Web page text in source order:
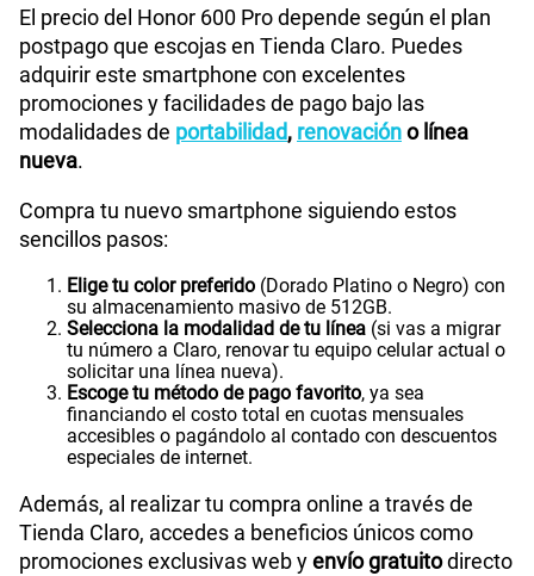
El precio del Honor 600 Pro depende según el plan
postpago que escojas en Tienda Claro. Puedes
adquirir este smartphone con excelentes
promociones y facilidades de pago bajo las
modalidades de portabilidad, renovacióno línea
nueva.
Compra tu nuevo smartphone siguiendo estos
sencillos pasos:
Elige tu color preferido (Dorado Platino o Negro) con
su almacenamiento masivo de 512GB.
Selecciona la modalidad de tu línea (si vas a migrar
tu número a Claro, renovar tu equipo celular actual o
solicitar una línea nueva).
Escoge tu método de pago favorito, ya sea
financiando el costo total en cuotas mensuales
accesibles o pagándolo al contado con descuentos
especiales de internet.
Además, al realizar tu compra online a través de
Tienda Claro, accedes a beneficios únicos como
promociones exclusivas web yenvío gratuitodirecto